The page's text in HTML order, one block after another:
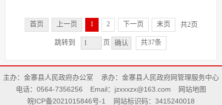
首页 上一页 1 2 下一页 末页 共2页
跳转到 页 确认 共37条
主办：金寨县人民政府办公室
承办：金寨县人民政府网管理服务中心
电话：0564-7356256
Email：jzxxxzx@163.com
网站地图
皖ICP备2021015846号-1
网站标识码：3415240018